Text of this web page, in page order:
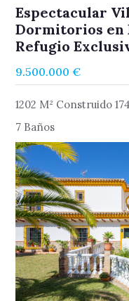
Espectacular
Dormitorios en
Refugio
9.500.000 €
1202 M² Construido
7 Baños